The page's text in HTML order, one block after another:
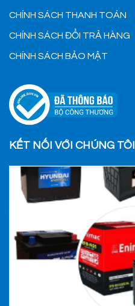
CHÍNH SÁCH THANH TOÁN
CHÍNH SÁCH ĐỔI TRẢ HÀNG
CHÍNH SÁCH BẢO MẬT
KẾT NỐI VỚI CHÚNG TÔI